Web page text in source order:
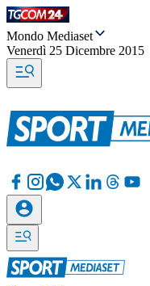
Mondo Mediaset
Venerdì 25 Dicembre 2015